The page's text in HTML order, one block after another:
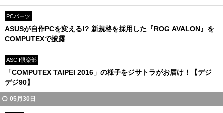
PCパーツ
ASUSが自作PCを変える!? 新規格を採用した『ROG AVALON』を
COMPUTEXで披露
ASCII倶楽部
「COMPUTEX TAIPEI 2016」の様子をジサトラがお届け！【デジ
デジ90】
05月30日